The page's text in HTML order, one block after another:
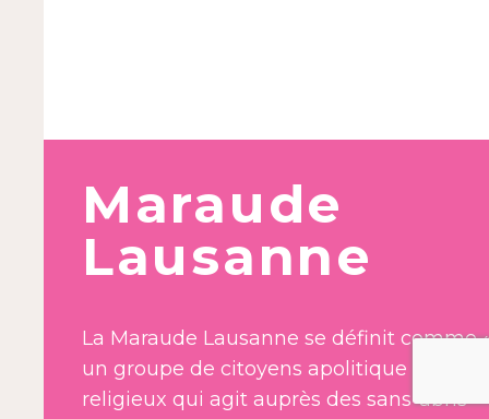
Maraude
Lausanne
La Maraude Lausanne se définit comme
un groupe de citoyens apolitique et a-
religieux qui agit auprès des sans-abris